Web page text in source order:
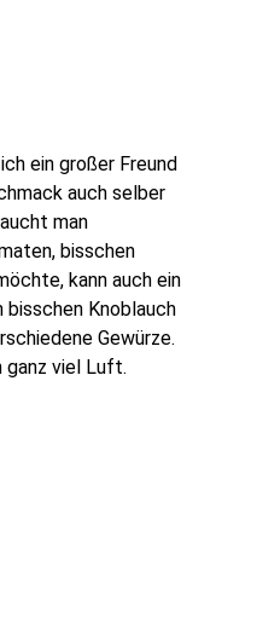
ein großer Freund
auch selber
man
bisschen
kann auch ein
Knoblauch
Gewürze.
ganz viel Luft.